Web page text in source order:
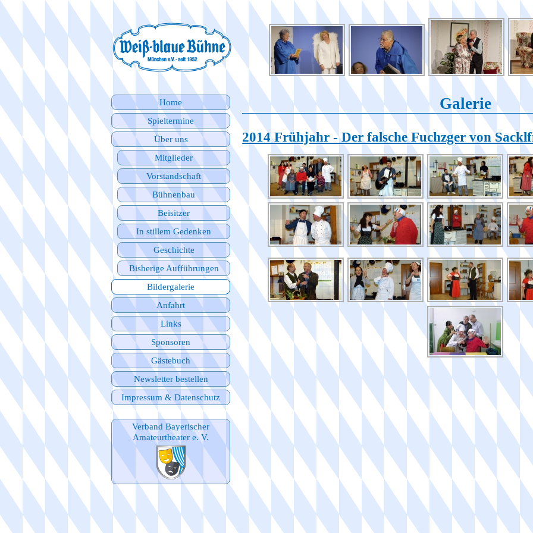
Home
Spieltermine
Über uns
Mitglieder
Vorstandschaft
Bühnenbau
Beisitzer
In stillem Gedenken
Geschichte
Bisherige Aufführungen
Bildergalerie
Anfahrt
Links
Sponsoren
Gästebuch
Newsletter bestellen
Impressum & Datenschutz
Verband Bayerischer
Amateurtheater e. V.
Galerie
2014 Frühjahr - Der falsche Fuchzger von